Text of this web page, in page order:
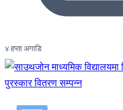
४ हप्ता अगाडि